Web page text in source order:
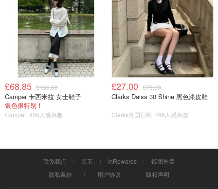
按照一层白菜，一层酱汁的顺序慢慢放进去，中间的时候可
以稍微按一按，一直这样铺下去直到罐子的八分满就好了！
£68.85 £135.00
Camper 卡西米拉 女士鞋子
银色很特别！
Camper 805人感兴趣
£27.00 £75.00
Clarks Daiss 30 Shine 黑色漆皮鞋
Clarks英国官网 766人感兴趣
联系我们 黑五 InRewards
饭团外卖
隐私条款
用户协议 版权声明